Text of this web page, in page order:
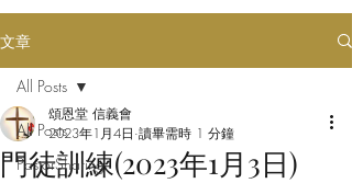
文章
All Posts
PastorSharing
All Posts
門徒訓練(2023年1月3日)
頌恩堂 信義會
2023年1月4日 讀畢需時 1 分鐘